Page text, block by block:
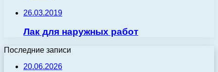
26.03.2019
Лак для наружных работ
Последние записи
20.06.2026